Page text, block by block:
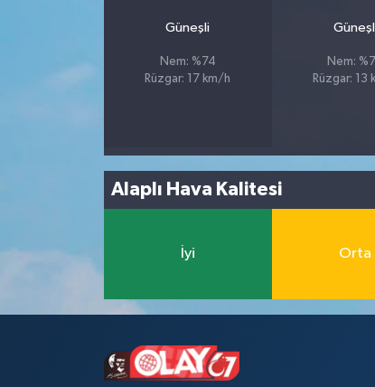
Güneşli
Nem: %74
Rüzgar: 17 km/h
Nem:
Rüzgar: 13
Alaplı Hava Kalitesi
İyi Orta
Tüm Haberler
Tüm Haberler